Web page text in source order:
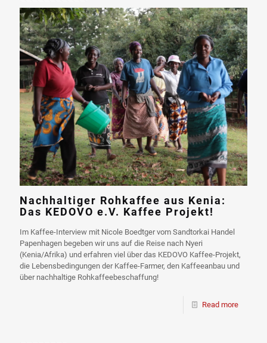
Nachhaltiger Rohkaffee aus Kenia:
Das KEDOVO e.V. Kaffee Projekt!
Im Kaffee-Interview mit Nicole Boedtger vom Sandtorkai Handel
Papenhagen begeben wir uns auf die Reise nach Nyeri
(Kenia/Afrika) und erfahren viel über das KEDOVO Kaffee-Projekt,
die Lebensbedingungen der Kaffee-Farmer, den Kaffeeanbau und
über nachhaltige Rohkaffeebeschaffung!
Read more